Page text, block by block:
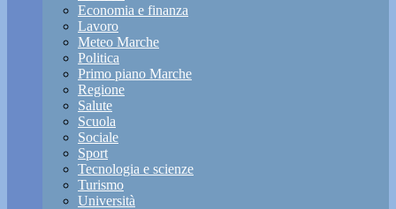
Economia e finanza
Lavoro
Meteo Marche
Politica
Primo piano Marche
Regione
Salute
Scuola
Sociale
Sport
Tecnologia e scienze
Turismo
Università